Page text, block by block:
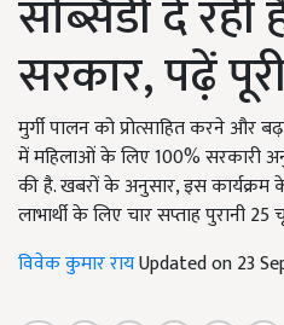
सब्सिडी दे रही
सरकार, पढ़ें
मुर्गी पालन को प्रोत्साहित करने और
में महिलाओं के लिए 100% सरकारी
की है. खबरों के अनुसार, इस
लाभार्थी के लिए चार सप्ताह पुरानी
विवेक कुमार रायUpdated on 23